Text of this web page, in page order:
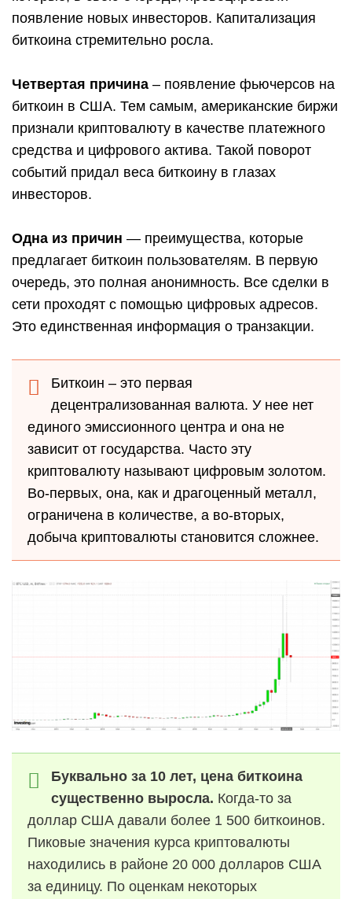
появление новых инвесторов. Капитализация
биткоина стремительно росла.
Четвертая причина – появление фьючерсов на
биткоин в США. Тем самым, американские биржи
признали криптовалюту в качестве платежного
средства и цифрового актива. Такой поворот
событий придал веса биткоину в глазах
инвесторов.
Одна из причин — преимущества, которые
предлагает биткоин пользователям. В первую
очередь, это полная анонимность. Все сделки в
сети проходят с помощью цифровых адресов.
Это единственная информация о транзакции.
Биткоин – это первая
децентрализованная валюта. У нее нет
единого эмиссионного центра и она не
зависит от государства. Часто эту
криптовалюту называют цифровым золотом.
Во-первых, она, как и драгоценный металл,
ограничена в количестве, а во-вторых,
добыча криптовалюты становится сложнее.
Буквально за 10 лет, цена биткоина
существенно выросла. Когда-то за
доллар США давали более 1 500 биткоинов.
Пиковые значения курса криптовалюты
находились в районе 20 000 долларов США
за единицу. По оценкам некоторых